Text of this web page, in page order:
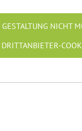
GESTALTUNG NICHT
DRITTANBIETER-